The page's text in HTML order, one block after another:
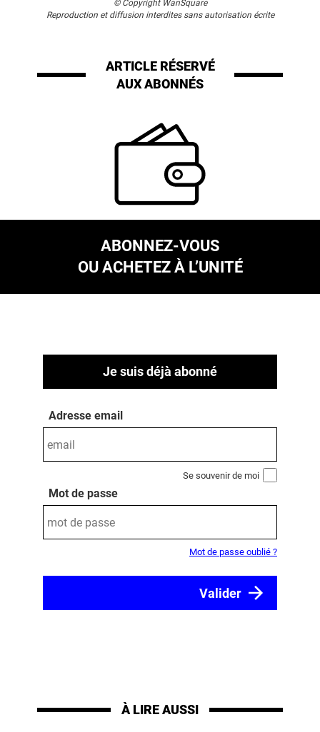
© Copyright WanSquare
Reproduction et diffusion interdites sans autorisation écrite
ARTICLE RÉSERVÉ
AUX ABONNÉS
ABONNEZ-VOUS
OU ACHETEZ À L’UNITÉ
Je suis déjà abonné
Adresse email
Se souvenir de moi
Mot de passe
Mot de passe oublié ?
À LIRE AUSSI